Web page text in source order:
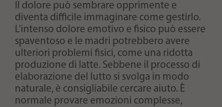
Il dolore può sembrare opprimente e
diventa difficile immaginare come gestirlo.
L'intenso dolore emotivo e fisico può essere
spaventoso e le madri potrebbero avere
ulteriori problemi fisici, come una ridotta
produzione di latte. Sebbene il processo di
elaborazione del lutto si svolga in modo
naturale, è consigliabile cercare aiuto. È
normale provare emozioni complesse,